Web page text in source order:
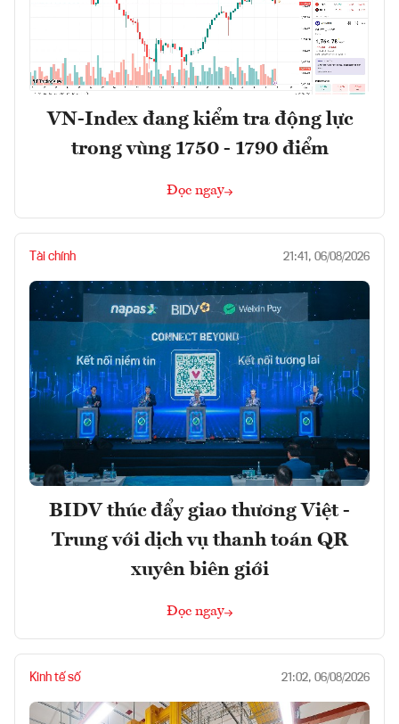
VN-Index đang kiểm tra động lực
trong vùng 1750 - 1790 điểm
Đọc ngay
Tài chính 21:41, 06/08/2026
BIDV thúc đẩy giao thương Việt -
Trung với dịch vụ thanh toán QR
xuyên biên giới
Đọc ngay
Kinh tế số 21:02, 06/08/2026